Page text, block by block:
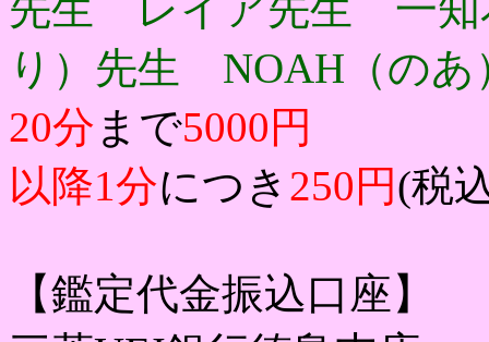
り）先生 NOAH（の
20分まで5000円
以降1分につき 250円(税
【鑑定代金振込口座】